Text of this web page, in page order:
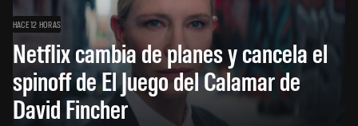
HACE 12 HORAS
Netflix cambia de planes y cancela el
spinoff de El Juego del Calamar de
David Fincher